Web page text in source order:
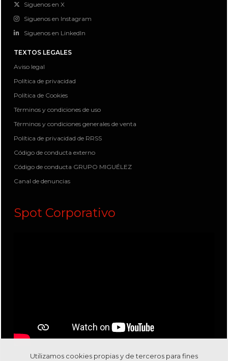
Siguenos en X
Siguenos en Instagram
Siguenos en LinkedIn
TEXTOS LEGALES
Aviso legal
Política de privacidad
Política de Cookies
Términos y condiciones de uso
Términos y condiciones generales de venta
Política de privacidad de RRSS
Código de conducta externo
Código de conducta GRUPO MIGUÉLEZ
Canal de denuncias
Spot Corporativo
Visítanos en nuestro canal Youtube
Utilizamos cookies propias y de terceros para fines